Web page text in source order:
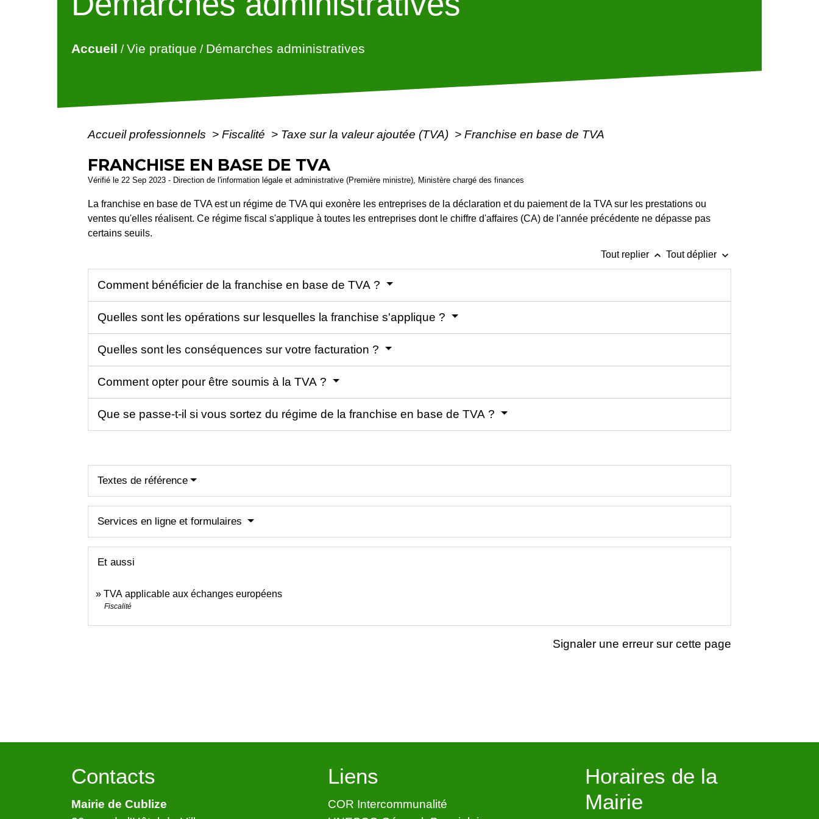
Accueil /Vie pratique / Démarches administratives
Accueil professionnels > Fiscalité > Taxe sur la valeur ajoutée (TVA) > Franchise en base de TVA
FRANCHISE EN BASE DE TVA
Vérifié le 22 Sep 2023 - Direction de l'information légale et administrative (Première ministre), Ministère chargé des finances
La franchise en base de TVA est un régime de TVA qui exonère les entreprises de la déclaration et du paiement de la TVA sur les prestations ou
ventes qu'elles réalisent. Ce régime fiscal s'applique à toutes les entreprises dont le chiffre d'affaires (CA) de l'année précédente ne dépasse pas
certains seuils.
Tout replier keyboard_arrow_up Tout déplier keyboard_arrow_down
Comment bénéficier de la franchise en base de TVA ?
Quelles sont les opérations sur lesquelles la franchise s'applique ?
Quelles sont les conséquences sur votre facturation ?
Comment opter pour être soumis à la TVA ?
Que se passe-t-il si vous sortez du régime de la franchise en base de TVA ?
Textes de référence
Services en ligne et formulaires
Et aussi
TVA applicable aux échanges européens
Fiscalité
Signaler une erreur sur cette page
Contacts
Mairie de Cublize
Liens
COR Intercommunalité
Horaires de la
Mairie